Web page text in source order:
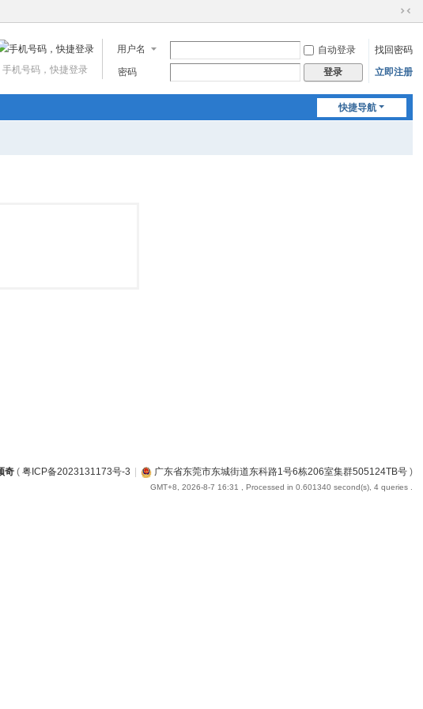
切
到
窄
用户名 自动登录
找回密码
密码
登录 立即注册
手机号码，快捷登录
快捷导航
奇( 粤ICP备2023131173号-3 广东省东莞市东城街道东科路1号6栋206室集群505124TB号)
GMT+8, 2026-8-7 16:31 , Processed in 0.601340 second(s), 4 queries .